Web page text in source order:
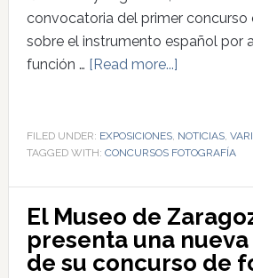
convocatoria del primer
sobre el instrumento español por
función … [Read more...]
FILED UNDER: EXPOSICIONES, NOTICIAS,
TAGGED WITH: CONCURSOS FOTOGRAFÍA
El Museo de
presenta una
de su concurso de